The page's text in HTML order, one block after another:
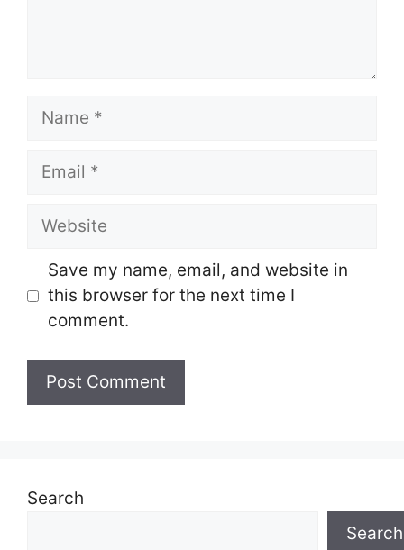
Name
Email
Website
Save my name, email, and website in
this browser for the next time I
comment.
Search
Search